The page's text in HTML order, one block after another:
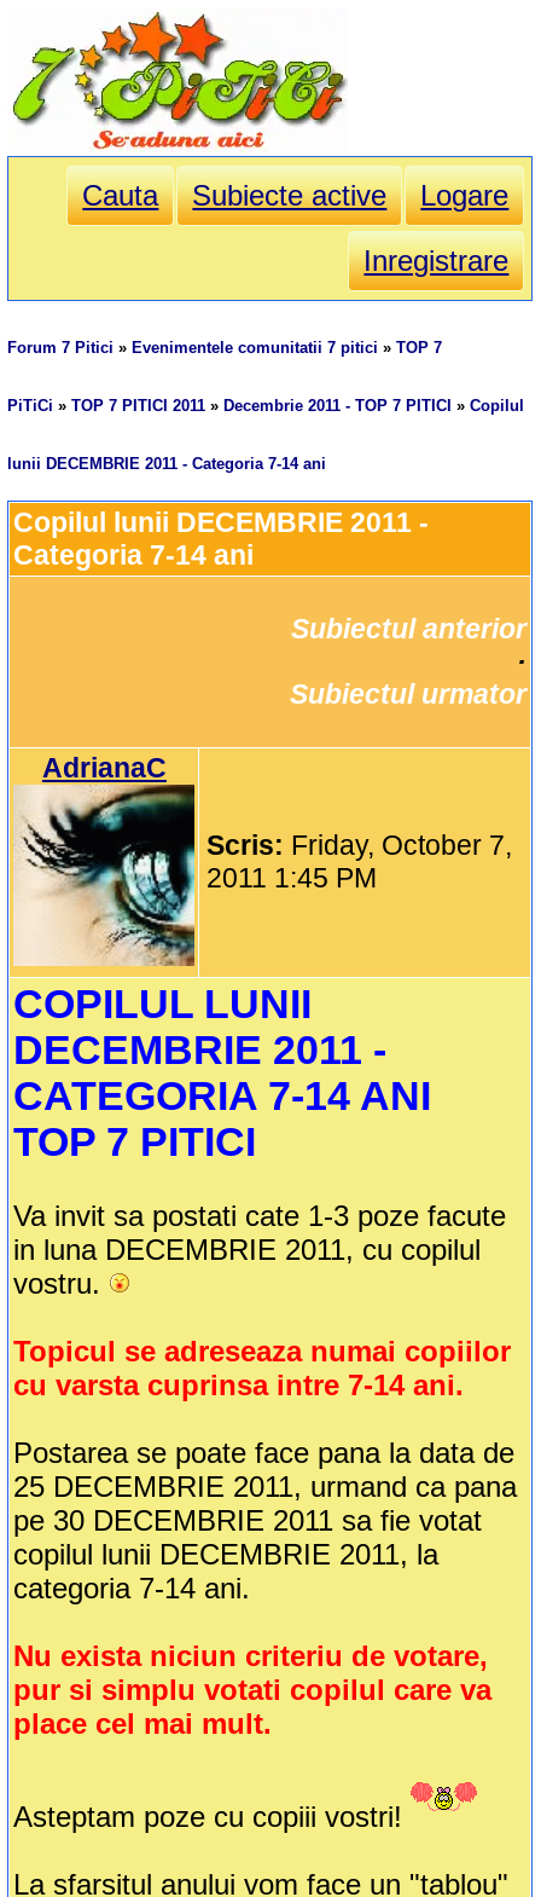
Cauta Subiecte active
Logare
Inregistrare
Forum 7 Pitici » Evenimentele comunitatii 7 pitici »TOP 7
PiTiCi »TOP 7 PITICI 2011 » Decembrie 2011 - TOP 7 PITICI »Copilul
lunii DECEMBRIE 2011 - Categoria 7-14 ani
Copilul lunii DECEMBRIE 2011 -
Categoria 7-14 ani
Subiectul anterior
Subiectul urmator
AdrianaC
Scris: Friday, October 7,
2011 1:45 PM
COPILUL LUNII
DECEMBRIE 2011 -
CATEGORIA 7-14 ANI
TOP 7 PITICI
Va invit sa postati cate 1-3 poze facute
in luna DECEMBRIE 2011, cu copilul
vostru.
Topicul se adreseaza numai copiilor
cu varsta cuprinsa intre 7-14 ani.
Postarea se poate face pana la data de
25 DECEMBRIE 2011, urmand ca pana
pe 30 DECEMBRIE 2011 sa fie votat
copilul lunii DECEMBRIE 2011, la
categoria 7-14 ani.
Nu exista niciun criteriu de votare,
pur si simplu votati copilul care va
place cel mai mult.
Asteptam poze cu copiii vostri!
La sfarsitul anului vom face un "tablou"